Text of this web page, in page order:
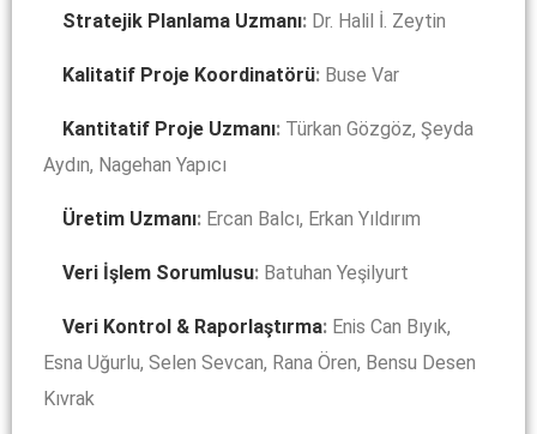
Stratejik Planlama Uzmanı: Dr. Halil İ. Zeytin
Kalitatif Proje Koordinatörü: Buse Var
Kantitatif Proje Uzmanı: Türkan Gözgöz, Şeyda
Aydın, Nagehan Yapıcı
Üretim Uzmanı: Ercan Balcı, Erkan Yıldırım
Veri İşlem Sorumlusu: Batuhan Yeşilyurt
Veri Kontrol & Raporlaştırma: Enis Can Bıyık,
Esna Uğurlu, Selen Sevcan, Rana Ören, Bensu Desen
Kıvrak